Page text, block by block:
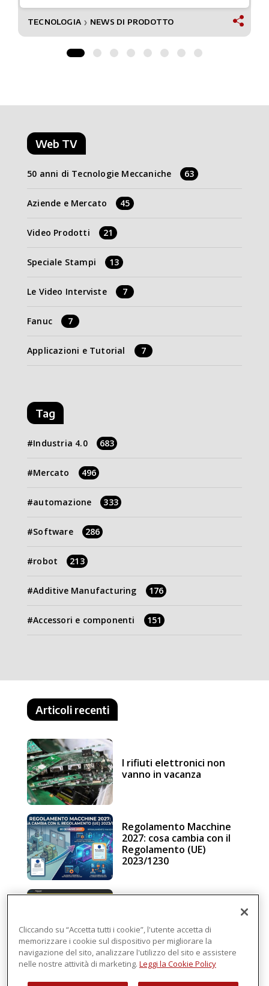
TECNOLOGIA ❯ NEWS DI PRODOTTO
Web TV
50 anni di Tecnologie Meccaniche 63
Aziende e Mercato 45
Video Prodotti 21
Speciale Stampi 13
Le Video Interviste 7
Fanuc 7
Applicazioni e Tutorial 7
Tag
Industria 4.0 683
Mercato 496
automazione 333
Software 286
robot 213
Additive Manufacturing 176
Accessori e componenti 151
Articoli recenti
I rifiuti elettronici non
vanno in vacanza
Regolamento Macchine
2027: cosa cambia con il
Regolamento (UE)
2023/1230
intelligenza in cloud
Cliccando su “Accetta tutti i cookie”, l'utente accetta di
memorizzare i cookie sul dispositivo per migliorare la
navigazione del sito, analizzare l'utilizzo del sito e assistere
nelle nostre attività di marketing. Leggi la Cookie Policy